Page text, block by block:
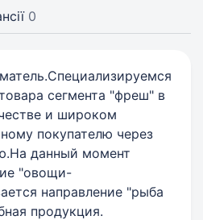
0
сегмента "фреш" в
и широком
покупателю через
данный момент
"овощи-
направление "рыба
продукция.